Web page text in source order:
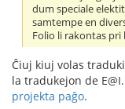
dum speciale
samtempe en
Folio li rakontas pri
Ĉiuj kiuj volas
la tradukejon de
projekta paĝo.